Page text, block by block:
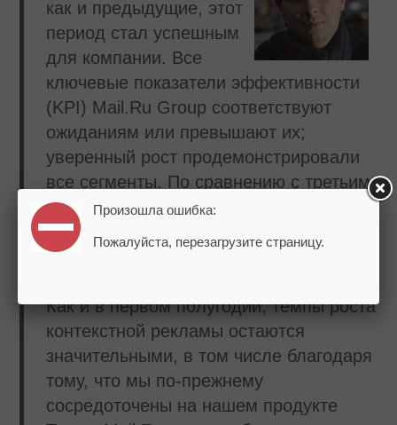
как и предыдущие, этот
период стал успешным
для компании. Все
ключевые показатели эффективности
(KPI) Mail.Ru Group соответствуют
ожиданиям или превышают их;
уверенный рост продемонстрировали
все сегменты. По сравнению с третьим
кварталом 2012 г. выручка Компании
выросла на 32,9%, составив 6 599
млн., а за 9 месяцев 2013 г. совокупная
Как и в первом полугодии, темпы роста
контекстной рекламы остаются
значительными, в том числе благодаря
тому, что мы по-прежнему
сосредоточены на нашем продукте
Произошла ошибка:
Пожалуйста, перезагрузите страницу.